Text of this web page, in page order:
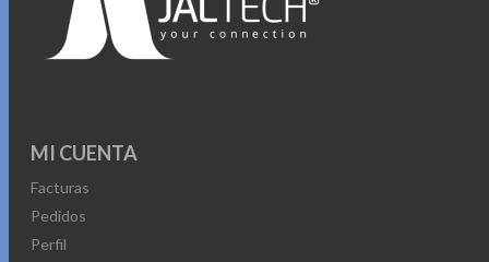
MI CUENTA
Facturas
Pedidos
Perfil